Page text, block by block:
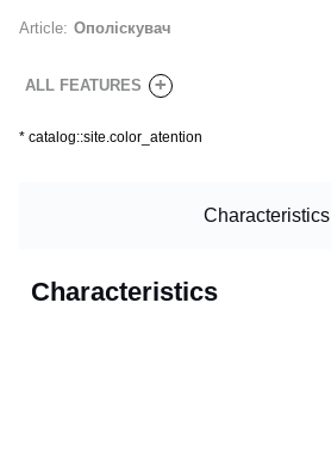
Article: Ополіскувач
ALL FEATURES +
* catalog::site.color_atention
Characteristics
Characteristics